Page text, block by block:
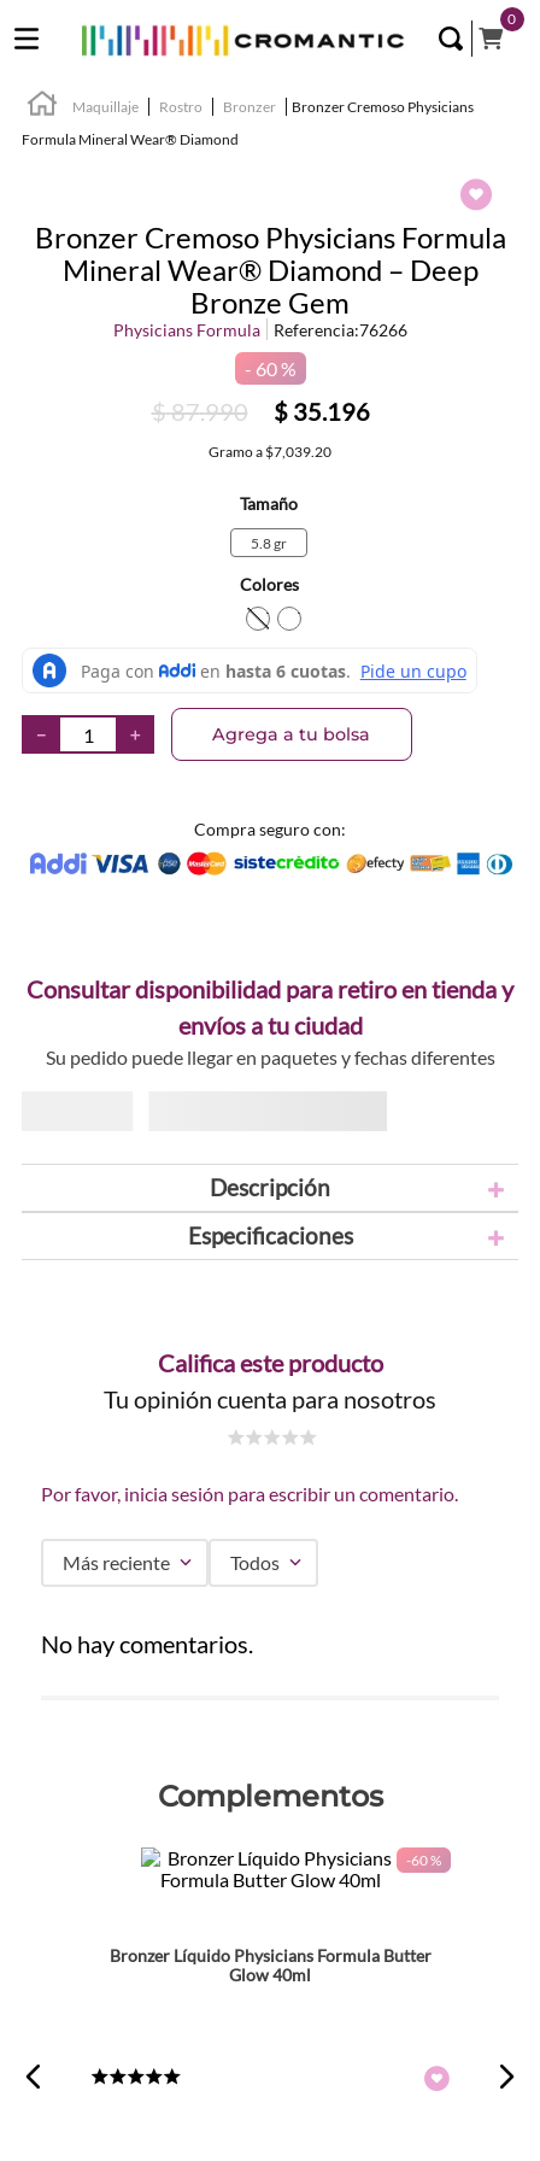
0
Maquillaje Rostro Bronzer
Bronzer Cremoso Physicians
Formula Mineral Wear® Diamond
Bronzer Cremoso Physicians Formula
Mineral Wear® Diamond – Deep
Bronze Gem
Physicians Formula Referencia:76266
60 %
$87.990 $ 35.196
Gramoa $7,039.20
Tamaño
5.8 gr
Colores
TEXTURA_44386411104
TEXTURA_44386411111
＋
－ Agrega a tu bolsa
Compra seguro con:
Consultar disponibilidad para retiro en tienda y
envíos a tu ciudad
Su pedido puede llegar en paquetes y fechas diferentes
Descripción
Especificaciones
Califica este producto
Tu opinión cuenta para nosotros
Por favor, inicia sesión para escribir un comentario.
Más reciente Todos
No hay comentarios.
Complementos
-60 %
Bronzer Líquido Physicians Formula Butter
Glow 40ml